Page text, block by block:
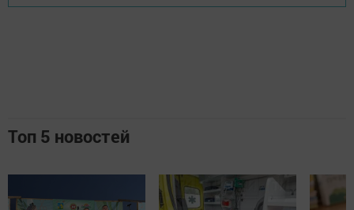
Топ 5 новостей